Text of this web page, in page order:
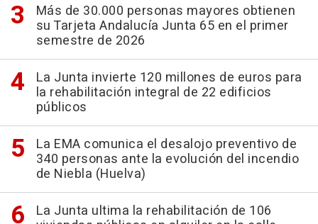
Más de 30.000 personas mayores obtienen
su Tarjeta Andalucía Junta 65 en el primer
semestre de 2026
La Junta invierte 120 millones de euros para
la rehabilitación integral de 22 edificios
públicos
La EMA comunica el desalojo preventivo de
340 personas ante la evolución del incendio
de Niebla (Huelva)
La Junta ultima la rehabilitación de 106